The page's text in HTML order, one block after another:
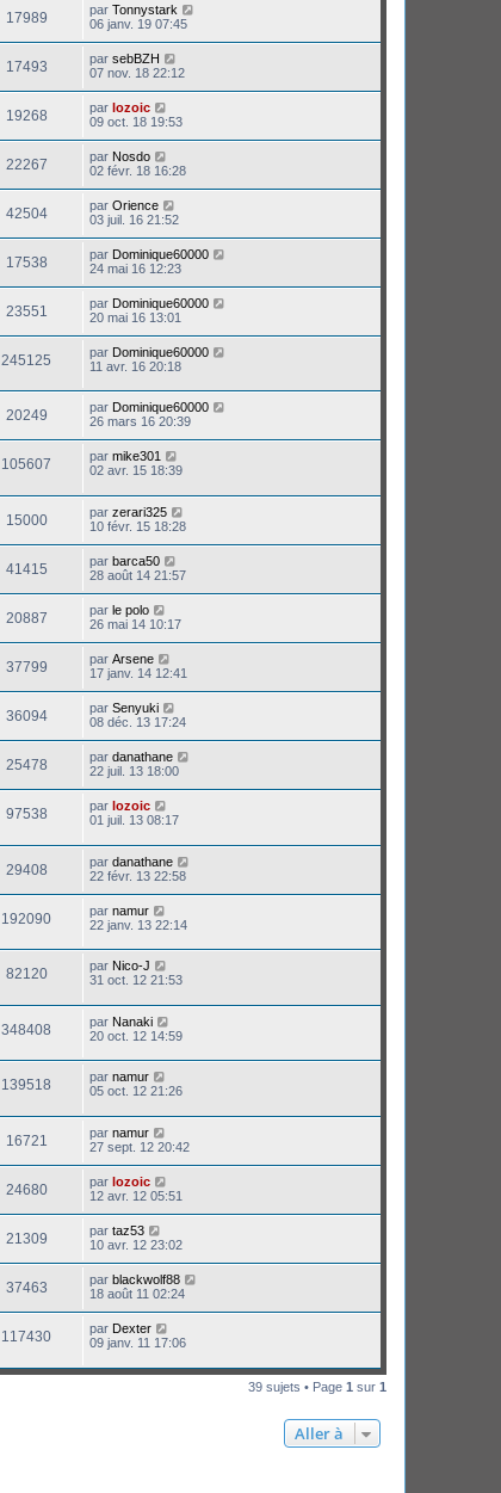
17989 par Tonnystark
06 janv. 19 07:45
17493 par sebBZH
07 nov. 18 22:12
19268 par lozoic
09 oct. 18 19:53
22267 par Nosdo
02 févr. 18 16:28
42504 par Orience
03 juil. 16 21:52
17538 par Dominique60000
24 mai 16 12:23
23551 par Dominique60000
20 mai 16 13:01
245125 par Dominique60000
11 avr. 16 20:18
20249 par Dominique60000
26 mars 16 20:39
105607 par mike301
02 avr. 15 18:39
15000 par zerari325
10 févr. 15 18:28
41415 par barca50
28 août 14 21:57
20887 par le polo
26 mai 14 10:17
37799 par Arsene
17 janv. 14 12:41
36094 par Senyuki
08 déc. 13 17:24
25478 par danathane
22 juil. 13 18:00
97538 par lozoic
01 juil. 13 08:17
29408 par danathane
22 févr. 13 22:58
192090 par namur
22 janv. 13 22:14
82120 par Nico-J
31 oct. 12 21:53
348408 par Nanaki
20 oct. 12 14:59
139518 par namur
05 oct. 12 21:26
16721 par namur
27 sept. 12 20:42
24680 par lozoic
12 avr. 12 05:51
21309 par taz53
10 avr. 12 23:02
37463 par blackwolf88
18 août 11 02:24
117430 par Dexter
09 janv. 11 17:06
39 sujets • Page 1 sur 1
Aller à